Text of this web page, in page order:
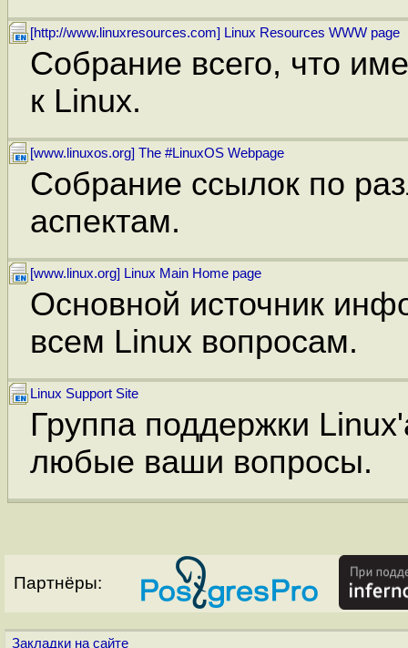
[http://www.linuxresources.com] Linux Resources WWW page
Собрание всего, что
к Linux.
[www.linuxos.org] The #LinuxOS Webpage
Собрание ссылок по
аспектам.
[www.linux.org] Linux Main Home page
Основной источник
всем Linux вопросам.
Linux Support Site
Группа поддержки
любые ваши вопросы.
Партнёры:
Закладки на сайте